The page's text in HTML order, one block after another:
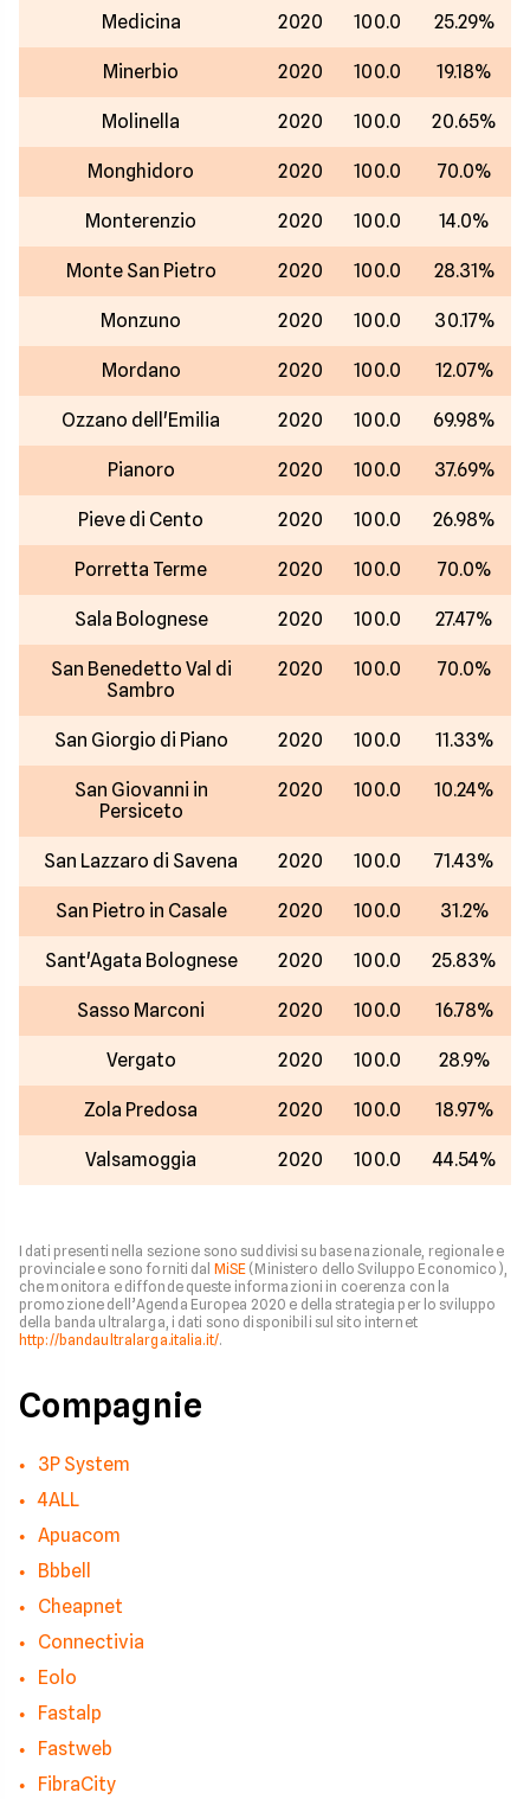
Medicina 2020 100.0 25.29%
Minerbio 2020 100.0 19.18%
Molinella 2020 100.0 20.65%
Monghidoro 2020 100.0 70.0%
Monterenzio 2020 100.0 14.0%
Monte San Pietro 2020 100.0 28.31%
Monzuno 2020 100.0 30.17%
Mordano 2020 100.0 12.07%
Ozzano dell'Emilia 2020 100.0 69.98%
Pianoro 2020 100.0 37.69%
Pieve di Cento 2020 100.0 26.98%
Porretta Terme 2020 100.0 70.0%
Sala Bolognese 2020 100.0 27.47%
San Benedetto Val di
Sambro
2020 100.0 70.0%
San Giorgio di Piano 2020 100.0 11.33%
San Giovanni in
Persiceto
2020 100.0 10.24%
San Lazzaro di Savena 2020 100.0 71.43%
San Pietro in Casale 2020 100.0 31.2%
Sant'Agata Bolognese 2020 100.0 25.83%
Sasso Marconi 2020 100.0 16.78%
Vergato 2020 100.0 28.9%
Zola Predosa 2020 100.0 18.97%
Valsamoggia 2020 100.0 44.54%
I dati presenti nella sezione sono suddivisi su base nazionale, regionale e
provinciale e sono forniti dal MiSE (Ministero dello Sviluppo Economico),
che monitora e diffonde queste informazioni in coerenza con la
promozione dell’Agenda Europea 2020 e della strategia per lo sviluppo
della banda ultralarga, i dati sono disponibili sul sito internet
http://bandaultralarga.italia.it/.
Compagnie
3P System
4ALL
Apuacom
Bbbell
Cheapnet
Connectivia
Eolo
Fastalp
Fastweb
FibraCity